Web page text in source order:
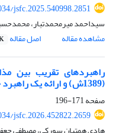
jsfc.2025.540998.2851
سیداحمد میرمحمدتبار،
مشاهده مقاله
اصل مقاله
(1389ش) و ارائه یک راهبرد جامع
صفحه171-196
jsfc.2026.452822.2659